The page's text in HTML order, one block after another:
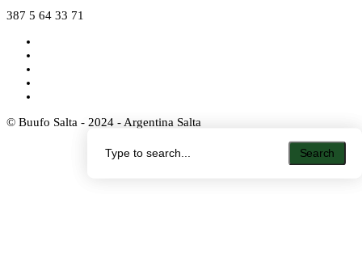
Search
Search
387 5 64 33 71
© Buufo Salta - 2024 - Argentina Salta